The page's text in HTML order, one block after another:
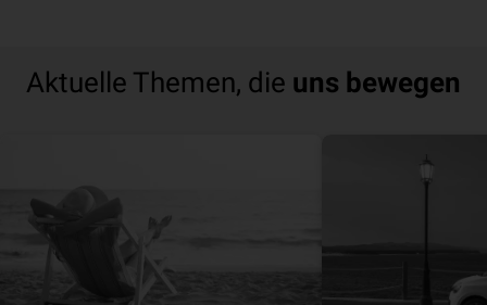
Aktuelle Themen, die uns bewegen